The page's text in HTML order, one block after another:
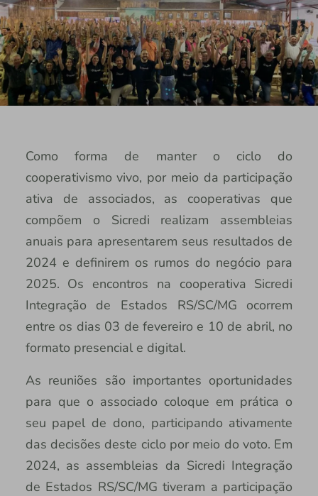
Como forma de manter o ciclo do
cooperativismo vivo, por meio da participação
ativa de associados, as cooperativas que
compõem o Sicredi realizam assembleias
anuais para apresentarem seus resultados de
2024 e definirem os rumos do negócio para
2025. Os encontros na cooperativa Sicredi
Integração de Estados RS/SC/MG ocorrem
entre os dias 03 de fevereiro e 10 de abril, no
formato presencial e digital.
As reuniões são importantes oportunidades
para que o associado coloque em prática o
seu papel de dono, participando ativamente
das decisões deste ciclo por meio do voto. Em
2024, as assembleias da Sicredi Integração
de Estados RS/SC/MG tiveram a participação